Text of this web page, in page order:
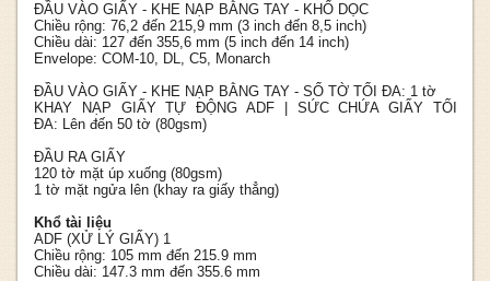
ĐẦU VÀO GIẤY - KHE NẠP BẰNG TAY - KHỔ DỌC
Chiều rộng: 76,2 đến 215,9 mm (3 inch đến 8,5 inch)
Chiều dài: 127 đến 355,6 mm (5 inch đến 14 inch)
Envelope: COM-10, DL, C5, Monarch
ĐẦU VÀO GIẤY - KHE NẠP BẰNG TAY - SỐ TỜ TỐI ĐA: 1 tờ
KHAY NẠP GIẤY TỰ ĐỘNG ADF | SỨC CHỨA GIẤY TỐI
ĐA: Lên đến 50 tờ (80gsm)
ĐẦU RA GIẤY
120 tờ mặt úp xuống (80gsm)
1 tờ mặt ngửa lên (khay ra giấy thẳng)
Khổ tài liệu
ADF (XỬ LÝ GIẤY) 1
Chiều rộng: 105 mm đến 215.9 mm
Chiều dài: 147.3 mm đến 355.6 mm